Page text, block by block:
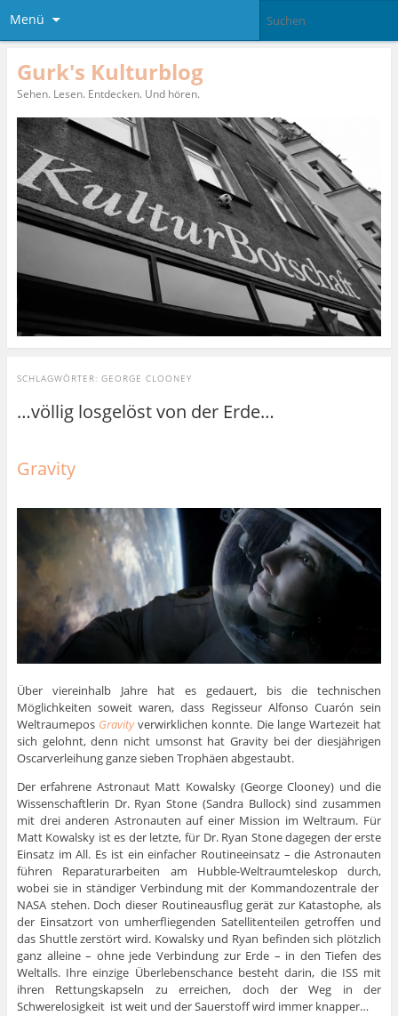
Menü
Gurk's Kulturblog
Sehen. Lesen. Entdecken. Und hören.
SCHLAGWÖRTER: GEORGE CLOONEY
…völlig losgelöst von der Erde…
Gravity
Über viereinhalb Jahre hat es gedauert, bis die technischen
Möglichkeiten soweit waren, dass Regisseur Alfonso Cuarón sein
Weltraumepos Gravity verwirklichen konnte. Die lange Wartezeit hat
sich gelohnt, denn nicht umsonst hat Gravity bei der diesjährigen
Oscarverleihung ganze sieben Trophäen abgestaubt.
Der erfahrene Astronaut Matt Kowalsky (George Clooney) und die
Wissenschaftlerin Dr. Ryan Stone (Sandra Bullock) sind zusammen
mit drei anderen Astronauten auf einer Mission im Weltraum. Für
Matt Kowalsky ist es der letzte, für Dr. Ryan Stone dagegen der erste
Einsatz im All. Es ist ein einfacher Routineeinsatz – die Astronauten
führen Reparaturarbeiten am Hubble-Weltraumteleskop durch,
wobei sie in ständiger Verbindung mit der Kommandozentrale der
NASA stehen. Doch dieser Routineausflug gerät zur Katastophe, als
der Einsatzort von umherfliegenden Satellitenteilen getroffen und
das Shuttle zerstört wird. Kowalsky und Ryan befinden sich plötzlich
ganz alleine – ohne jede Verbindung zur Erde – in den Tiefen des
Weltalls. Ihre einzige Überlebenschance besteht darin, die ISS mit
ihren Rettungskapseln zu erreichen, doch der Weg in der
Schwerelosigkeit ist weit und der Sauerstoff wird immer knapper…